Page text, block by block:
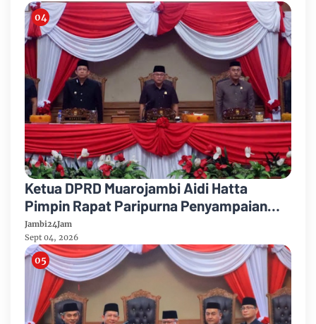
Ketua DPRD Muarojambi Aidi Hatta
Pimpin Rapat Paripurna Penyampaian
Rancangan Perubahan KUA-PPAS Tahun
Anggaran 2026
Jambi24Jam
Sept 04, 2026